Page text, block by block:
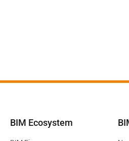
BIM Ecosystem